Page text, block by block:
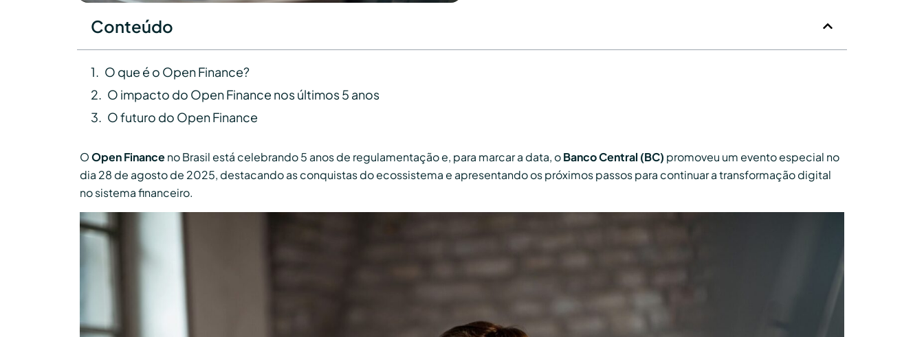
Conteúdo
O que é o Open Finance?
O impacto do Open Finance nos últimos 5 anos
O futuro do Open Finance
OOpen Financeno Brasil está celebrando 5 anos de regulamentação e, para marcar a data, oBanco Central (BC) promoveu um evento especial no
dia 28 de agosto de 2025, destacando as conquistas do ecossistema e apresentando os próximos passos para continuar a transformação digital
no sistema financeiro.